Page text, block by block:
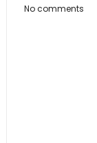
No comments